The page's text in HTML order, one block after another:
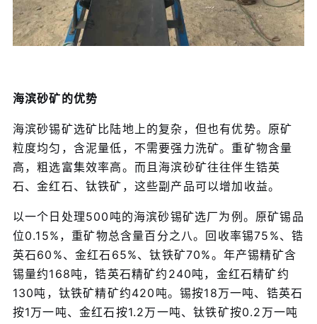
海滨砂矿的优势
海滨砂锡矿选矿比陆地上的复杂，但也有优势。原矿
粒度均匀，含泥量低，不需要强力洗矿。重矿物含量
高，粗选富集效率高。而且海滨砂矿往往伴生锆英
石、金红石、钛铁矿，这些副产品可以增加收益。
以一个日处理500吨的海滨砂锡矿选厂为例。原矿锡品
位0.15%，重矿物总含量百分之八。回收率锡75%、锆
英石60%、金红石65%、钛铁矿70%。年产锡精矿含
锡量约168吨，锆英石精矿约240吨，金红石精矿约
130吨，钛铁矿精矿约420吨。锡按18万一吨、锆英石
按1万一吨、金红石按1.2万一吨、钛铁矿按0.2万一吨